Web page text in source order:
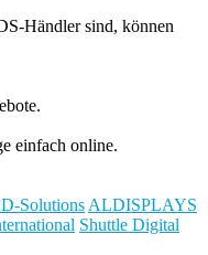
Händler sind, können
einfach online.
Solutions ALDISPLAYS
Shuttle Digital